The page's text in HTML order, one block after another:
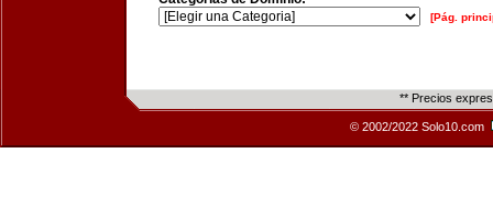
[Pág.
** Precios
© 2002/2022 Solo10.com